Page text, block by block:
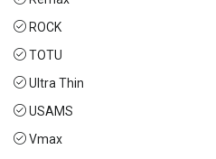
ROCK
TOTU
Ultra Thin
USAMS
Vmax